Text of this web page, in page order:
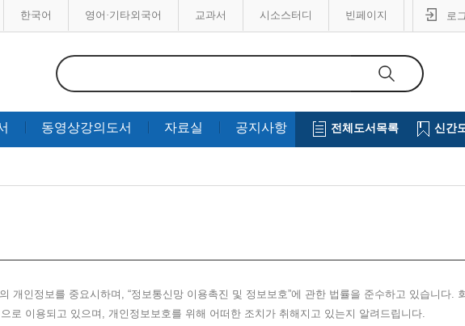
한국어 영어·기타외국어 교과서 시소스터디 빈페이지 로
동영상강의도서 자료실 공지사항 전체도서목록 신간